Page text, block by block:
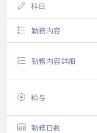
科目
勤務内容
勤務内容詳細
給与
勤務日数